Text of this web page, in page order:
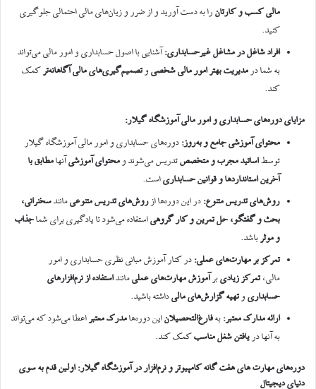
مالی کسب و کارتان را به دست آورید و از ضرر و زیان‌های مالی احتمالی جلوگیری
کنید.
افراد شاغل در مشاغل غیرحسابداری: آشنایی با اصول حسابداری و امور مالی می‌تواند
به شما در مدیریت بهتر امور مالی شخصی وتصمیم‌گیری‌های مالی آگاهانه‌تر کمک
کند.
مزایای دوره‌های حسابداری و امور مالی آموزشگاه گیلار:
محتوای آموزشی جامع و به‌روز: دوره‌های حسابداری و امور مالی آموزشگاه گیلار
توسطاساتید مجرب و متخصصتدریس می‌شوند و محتوای آموزشیآنهامطابق با
آخرین استانداردها و قوانین حسابداریاست.
روش‌های تدریس متنوع: در این دوره‌ها از روش‌های تدریس متنوعیمانندسخنرانی،
بحث و گفتگو، حل تمرین و کار گروهیاستفاده می‌شود تا یادگیری برای شماجذاب
و موثر باشد.
تمرکز بر مهارت‌های عملی: در کنار آموزش مبانی نظری حسابداری و امور
مالی،تمرکز زیادیبر آموزش مهارت‌های عملیماننداستفاده از نرم‌افزارهای
حسابداری وتهیه گزارش‌های مالیداشته باشید.
ارائه مدارک معتبر: بهفارغ‌التحصیلاناین دوره‌هامدرک معتبر اعطا می‌شود که می‌تواند
به آنها در یافتن شغل مناسبکمک کند.
دوره‌های مهارت های هفت گانه کامپیوتر و نرم‌افزار در آموزشگاه گیلار: اولین قدم به سوی
دنیای دیجیتال